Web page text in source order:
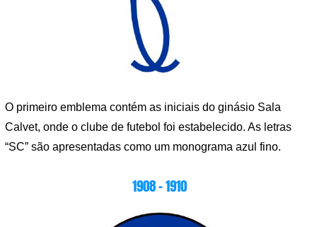
O primeiro emblema contém as iniciais do ginásio Sala
Calvet, onde o clube de futebol foi estabelecido. As letras
“SC” são apresentadas como um monograma azul fino.
1908 – 1910